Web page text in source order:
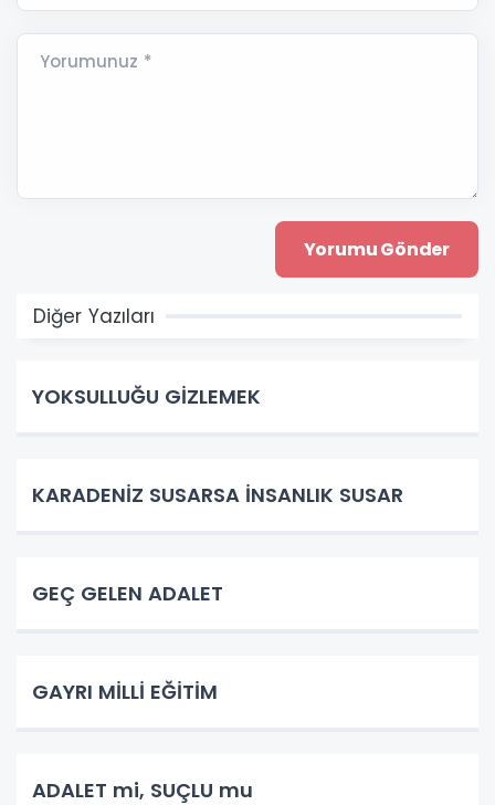
Yorumunuz *
Diğer Yazıları
YOKSULLUĞU GİZLEMEK
KARADENİZ SUSARSA İNSANLIK SUSAR
GEÇ GELEN ADALET
GAYRI MİLLİ EĞİTİM
ADALET mi, SUÇLU mu